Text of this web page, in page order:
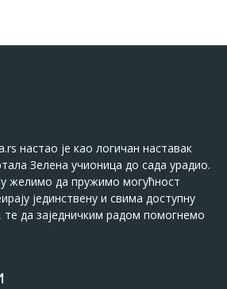
настао је као логичан наставак
Зелена учионица до сада урадио.
желимо да пружимо могућност
јединствену и свима доступну
да заједничким радом помогнемо